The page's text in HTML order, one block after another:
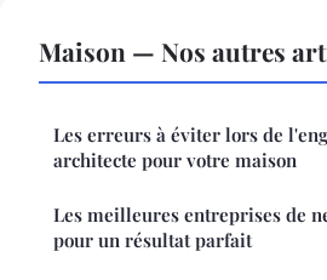
Maison — Nos autres
Les erreurs à éviter lors de
architecte pour votre maison
Les meilleures entreprises de
pour un résultat parfait